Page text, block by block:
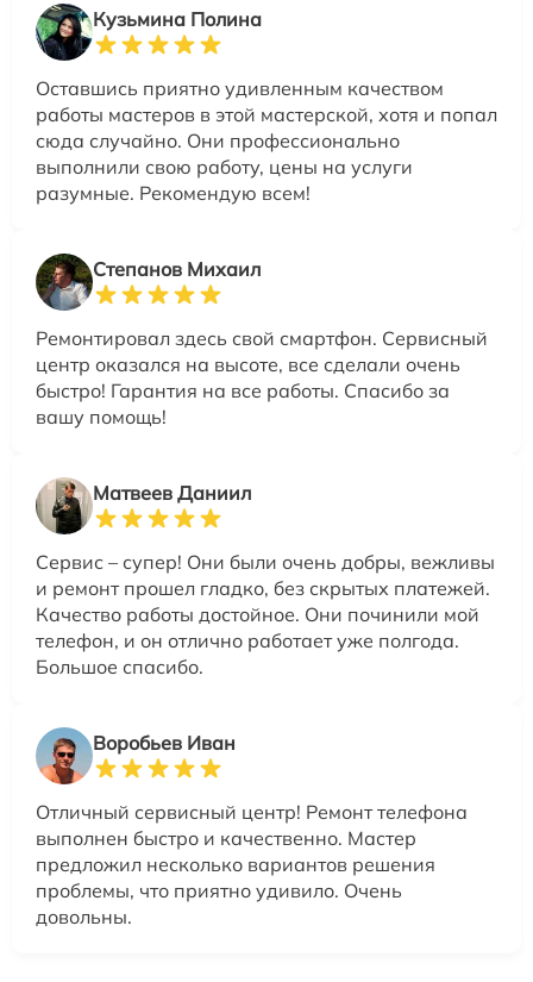
Кузьмина Полина
Оставшись приятно удивленным качеством
работы мастеров в этой мастерской, хотя и попал
сюда случайно. Они профессионально
выполнили свою работу, цены на услуги
разумные. Рекомендую всем!
Степанов Михаил
Ремонтировал здесь свой смартфон. Сервисный
центр оказался на высоте, все сделали очень
быстро! Гарантия на все работы. Спасибо за
вашу помощь!
Матвеев Даниил
Сервис – супер! Они были очень добры, вежливы
и ремонт прошел гладко, без скрытых платежей.
Качество работы достойное. Они починили мой
телефон, и он отлично работает уже полгода.
Большое спасибо.
Воробьев Иван
Отличный сервисный центр! Ремонт телефона
выполнен быстро и качественно. Мастер
предложил несколько вариантов решения
проблемы, что приятно удивило. Очень
довольны.